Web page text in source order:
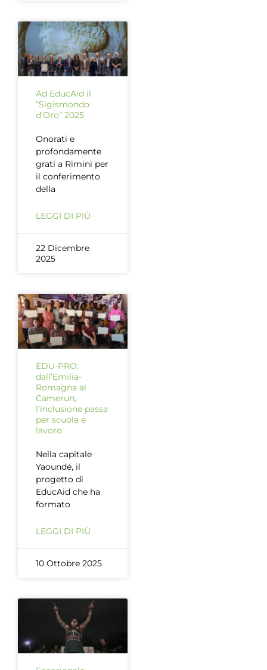
Ad EducAid il
“Sigismondo
d’Oro” 2025
Onorati e
profondamente
grati a Rimini per
il conferimento
della
LEGGI DI PIÙ
22 Dicembre
2025
EDU-PRO:
dall’Emilia-
Romagna al
Camerun,
l’inclusione passa
per scuola e
lavoro
Nella capitale
Yaoundé, il
progetto di
EducAid che ha
formato
LEGGI DI PIÙ
10 Ottobre 2025